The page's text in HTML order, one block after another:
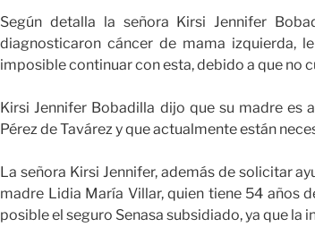
Según detalla la señora Kirsi Jennifer
diagnosticaron cáncer de mama izquierda,
imposible continuar con esta, debido a que no
Kirsi Jennifer Bobadilla dijo que su madre es
Pérez de Tavárez y que actualmente están
La señora Kirsi Jennifer, además de solicitar
madre Lidia María Villar, quien tiene 54 años
posible el seguro Senasa subsidiado, ya que la